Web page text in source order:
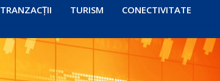
TRANZACȚII TURISM CONECTIVITATE